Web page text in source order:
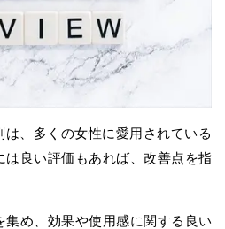
、多くの女性に愛用されている
良い評価もあれば、改善点を指
め、効果や使用感に関する良い